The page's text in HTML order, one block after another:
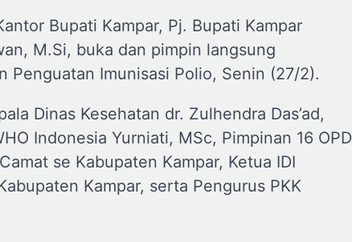
Bupati Kampar, Pj. Bupati Kampar
M.Si, buka dan pimpin langsung
Penguatan Imunisasi Polio, Senin (27/2).
Dinas Kesehatan dr. Zulhendra Das’ad,
Indonesia Yurniati, MSc, Pimpinan 16 OPD
se Kabupaten Kampar, Ketua IDI
Kampar, serta Pengurus PKK